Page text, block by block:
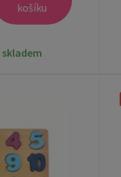
košíku
skladem